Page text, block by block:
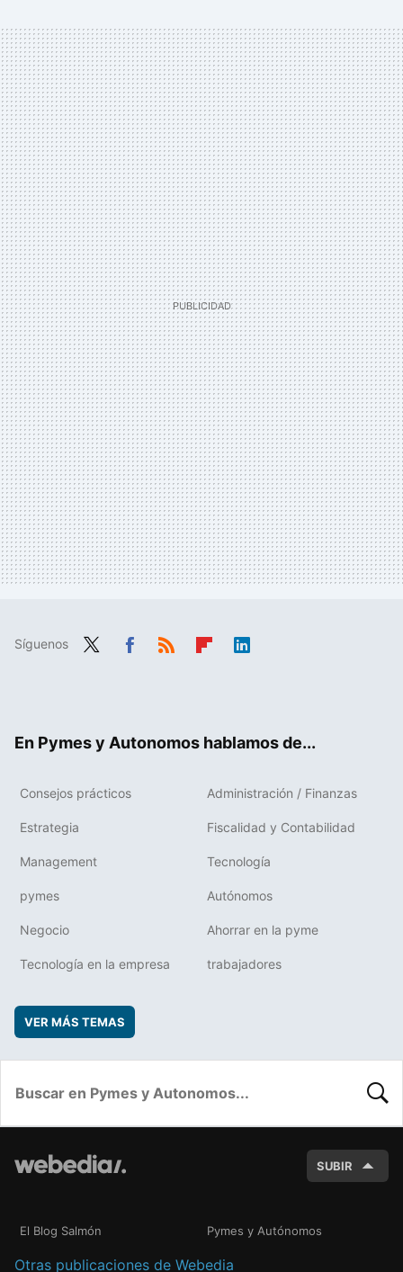
Síguenos
En Pymes y Autonomos hablamos de...
Consejos prácticos Administración / Finanzas
Estrategia Fiscalidad y Contabilidad
Management Tecnología
pymes Autónomos
Negocio Ahorrar en la pyme
Tecnología en la empresa trabajadores
VER MÁS TEMAS
SUBIR
El Blog Salmón Pymes y Autónomos
Otras publicaciones de Webedia